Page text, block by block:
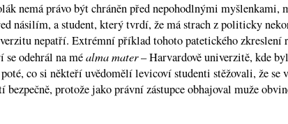
nemá právo být chráněn před nepohodlnými myšlenkami,
násilím, a student, který tvrdí, že má strach z politicky
nepatří. Extrémní příklad tohoto patetického zkreslení
se odehrál na méalma mater– Harvardově univerzitě, kde
co si někteří uvědomělí levicoví studenti stěžovali, že se
protože jako právní zástupce obhajoval muže